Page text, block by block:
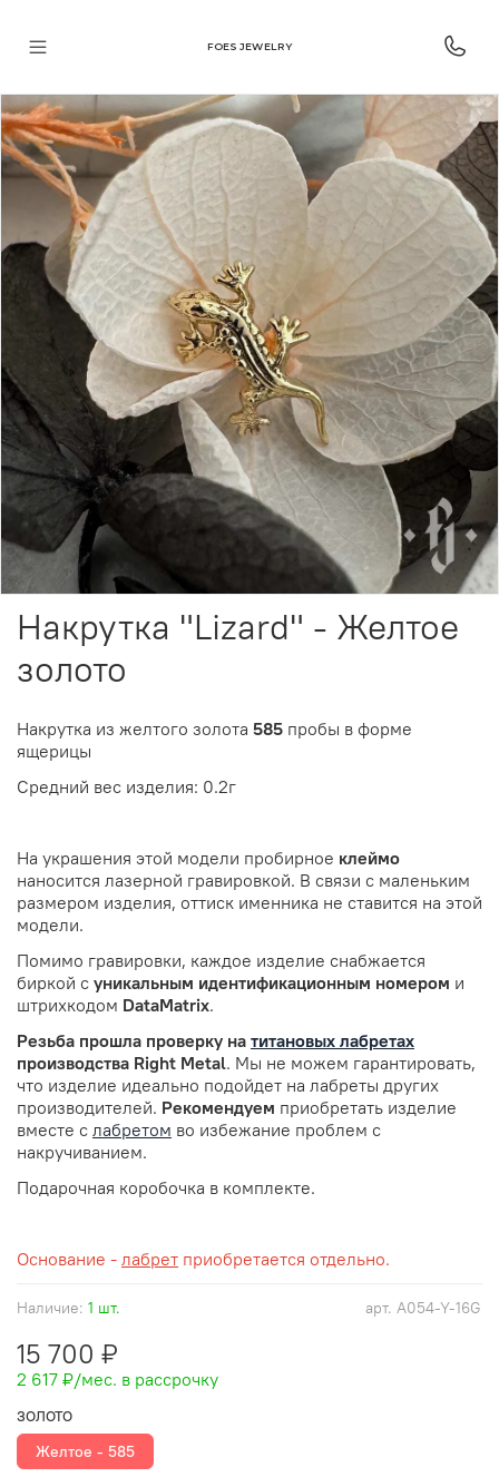
FOES JEWELRY
арт. A054-Y-16G
Наличие: 1 шт.
Накрутка "Lizard" - Желтое
золото
15 700 ₽
2 617 ₽/мес. в рассрочку
ЗОЛОТО
Желтое - 585
Накрутка из желтого золота 585 пробы в форме
ящерицы
Средний вес изделия: 0.2г
На украшения этой модели пробирное клеймо
наносится лазерной гравировкой. В связи с маленьким
размером изделия, оттиск именника не ставится на этой
модели.
Помимо гравировки, каждое изделие снабжается
биркой с уникальным идентификационным номером и
штрихкодом DataMatrix.
Резьба прошла проверку на титановых лабретах
производства Right Metal. Мы не можем гарантировать,
что изделие идеально подойдет на лабреты других
производителей. Рекомендуем приобретать изделие
вместе с лабретом во избежание проблем с
накручиванием.
Подарочная коробочка в комплекте.
Основание - лабрет приобретается отдельно.